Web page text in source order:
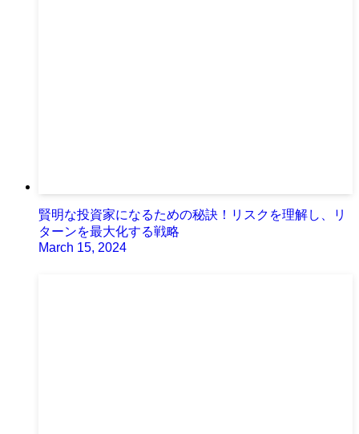
賢明な投資家になるための秘訣！リスクを理解し、リ
ターンを最大化する戦略
March 15, 2024